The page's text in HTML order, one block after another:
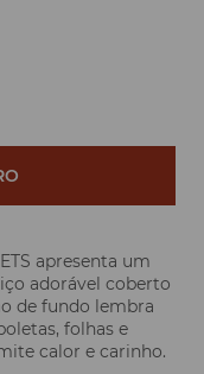
apresenta um
adorável coberto
de fundo lembra
folhas e
calor e carinho.